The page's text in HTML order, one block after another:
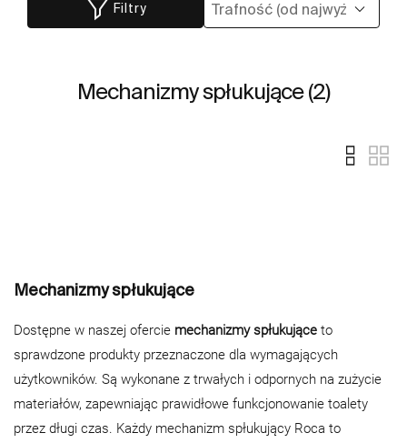
Filtry
Mechanizmy spłukujące (2)
Mechanizmy spłukujące
Dostępne w naszej ofercie mechanizmy spłukujące to
sprawdzone produkty przeznaczone dla wymagających
użytkowników. Są wykonane z trwałych i odpornych na zużycie
materiałów, zapewniając prawidłowe funkcjonowanie toalety
przez długi czas. Każdy mechanizm spłukujący Roca to